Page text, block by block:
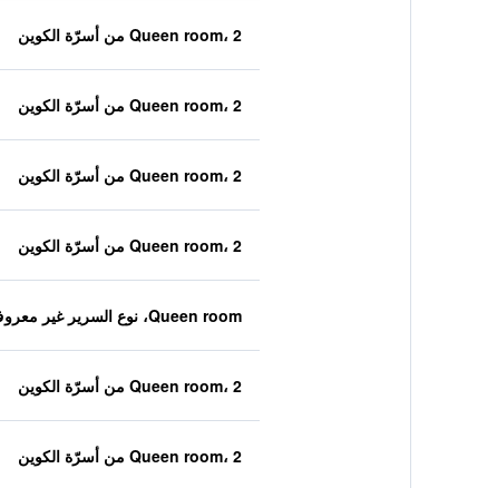
Queen room، 2 من أسرّة الكوين
Queen room، 2 من أسرّة الكوين
Queen room، 2 من أسرّة الكوين
Queen room، 2 من أسرّة الكوين
Queen room، نوع السرير غير معروف
Queen room، 2 من أسرّة الكوين
Queen room، 2 من أسرّة الكوين